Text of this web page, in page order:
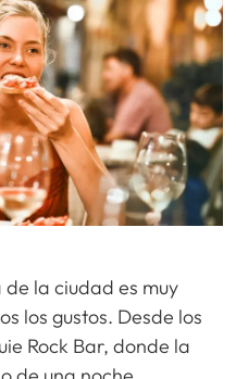
la ciudad es muy
los gustos. Desde los
Rock Bar, donde la